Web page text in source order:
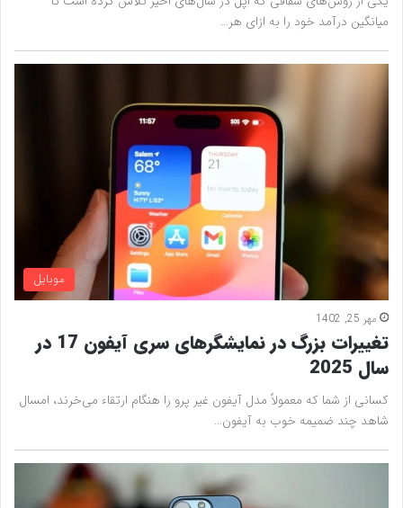
میانگین درآمد خود را به ازای هر…
موبایل
مهر 25, 1402
تغییرات بزرگ در نمایشگرهای سری آیفون 17 در
سال 2025
کسانی از شما که معمولاً مدل آیفون غیر پرو را هنگام ارتقاء می‌خرند، امسال
شاهد چند ضمیمه خوب به آیفون…